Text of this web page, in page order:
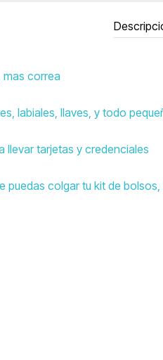
mas correa
labiales, llaves, y todo
llevar tarjetas y credenciales
puedas colgar tu kit de